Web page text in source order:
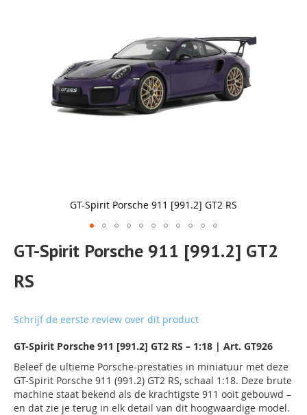
GT-Spirit Porsche 911 [991.2] GT2 RS
Ga
naar
begin
afbeeldingen-
GT-Spirit Porsche 911 [991.2] GT2
RS
Schrijf de eerste review over dit product
GT-Spirit Porsche 911 [991.2] GT2 RS – 1:18 | Art. GT926
Beleef de ultieme Porsche-prestaties in miniatuur met deze
GT-Spirit Porsche 911 (991.2) GT2 RS, schaal 1:18. Deze brute
machine staat bekend als de krachtigste 911 ooit gebouwd –
en dat zie je terug in elk detail van dit hoogwaardige model.